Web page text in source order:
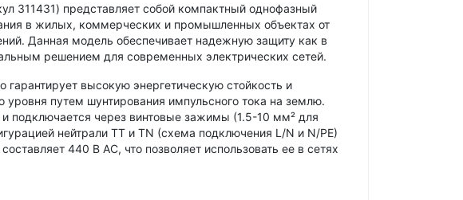
311431) представляет собой компактный однофазный
в жилых, коммерческих и промышленных объектах от
Данная модель обеспечивает надежную защиту как в
решением для современных электрических сетей.
гарантирует высокую энергетическую стойкость и
путем шунтирования импульсного тока на землю.
подключается через винтовые зажимы (1.5-10 мм² для
нейтрали TT и TN (схема подключения L/N и N/PE)
440 В AC, что позволяет использовать ее в сетях